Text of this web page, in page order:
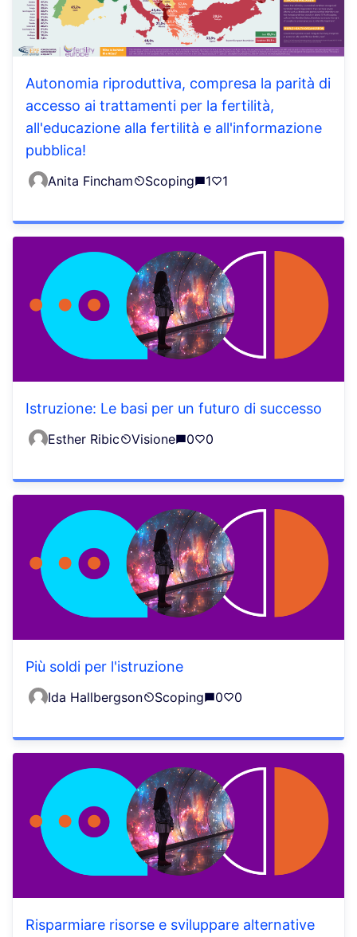
Autonomia riproduttiva, compresa la parità di
accesso ai trattamenti per la fertilità,
all'educazione alla fertilità e all'informazione
pubblica!
Anita Fincham Scoping 1 1
Istruzione: Le basi per un futuro di successo
Esther Ribic Visione 0 0
Più soldi per l'istruzione
Ida Hallbergson Scoping 0 0
Risparmiare risorse e sviluppare alternative